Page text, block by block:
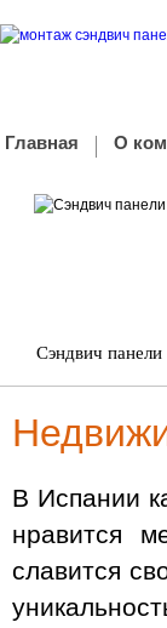
Главная О
Сэндвич панели
В Испании
нравится
славится